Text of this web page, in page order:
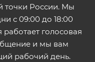
точки России. Мы
с 09:00 до 18:00
работает голосовая
и мы вам
рабочий день.